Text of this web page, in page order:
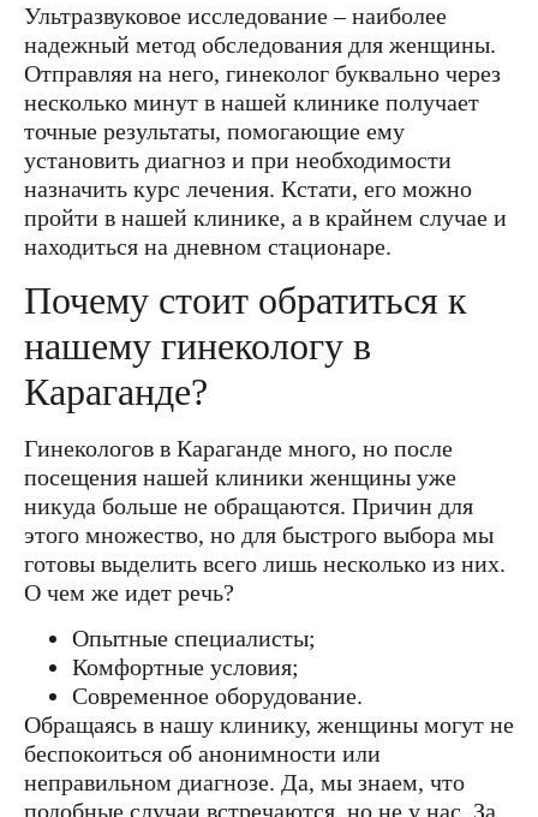
Ультразвуковое исследование – наиболее
надежный метод обследования для женщины.
Отправляя на него, гинеколог буквально через
несколько минут в нашей клинике получает
точные результаты, помогающие ему
установить диагноз и при необходимости
назначить курс лечения. Кстати, его можно
пройти в нашей клинике, а в крайнем случае и
находиться на дневном стационаре.
Почему стоит обратиться к
нашему гинекологу в
Караганде?
Гинекологов в Караганде много, но после
посещения нашей клиники женщины уже
никуда больше не обращаются. Причин для
этого множество, но для быстрого выбора мы
готовы выделить всего лишь несколько из них.
О чем же идет речь?
Опытные специалисты;
Комфортные условия;
Современное оборудование.
Обращаясь в нашу клинику, женщины могут не
беспокоиться об анонимности или
неправильном диагнозе. Да, мы знаем, что
подобные случаи встречаются, но не у нас. За